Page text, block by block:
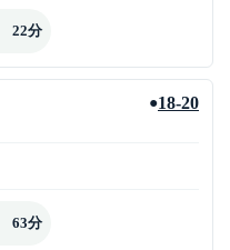
22分
●18-20
63分